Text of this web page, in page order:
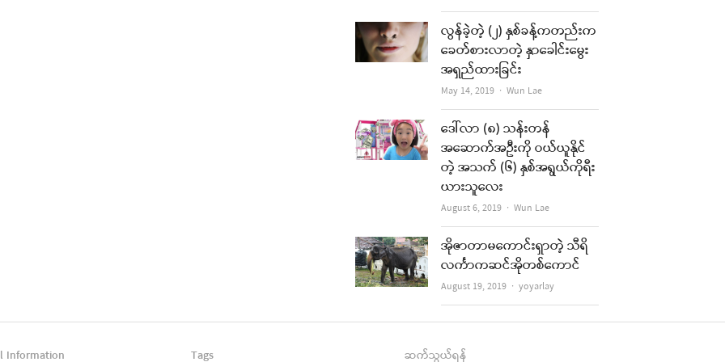
လွန်ခဲ့တဲ့ (၂) နှစ်ခန့်ကတည်းက
ခေတ်စားလာတဲ့ နှာခေါင်းမွေး
အရှည်ထားခြင်း
May 14, 2019 Author
Wun Lae
ဒေါ်လာ (၈) သန်းတန်
အဆောက်အဦးကို ဝယ်ယူနိုင်
တဲ့ အသက် (၆) နှစ်အရွယ်ကိုရီး
ယားသူလေး
August 6, 2019 Author
Wun Lae
အိုဇာတာမကောင်းရှာတဲ့ သီရိ
လင်္ကာကဆင်အိုတစ်ကောင်
August 19, 2019 Author
yoyarlay
Information Tags ဆက်သွယ်ရန်